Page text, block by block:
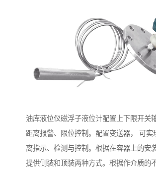
油库液位仪磁浮子液位计配置上下限开关
距离报警、限位控制。配置变送器， 可实
离指示、检测与控制。根据在容器上的安
提供侧装和顶装两种方式。根据作介质的